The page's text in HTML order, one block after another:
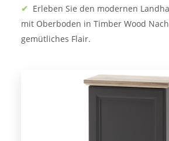
✔ Erleben Sie den modernen
mit Oberboden in Timber Wood
gemütliches Flair.